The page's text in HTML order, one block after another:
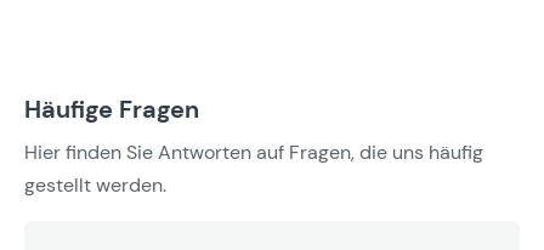
Häufige Fragen
Hier finden Sie Antworten auf Fragen, die uns häufig
gestellt werden.